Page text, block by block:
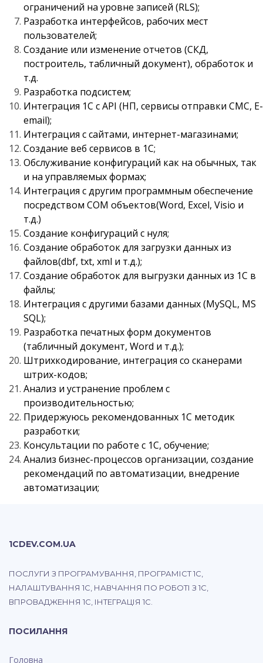
ограничений на уровне записей (RLS);
Разработка интерфейсов, рабочих мест
пользователей;
Создание или изменение отчетов (СКД,
построитель, табличный документ), обработок и
т.д.
Разработка подсистем;
Интеграция 1С с API (НП, сервисы отправки СМС, Е-
email);
Интеграция с сайтами, интернет-магазинами;
Создание веб сервисов в 1С;
Обслуживание конфигураций как на обычных, так
и на управляемых формах;
Интеграция с другим программным обеспечение
посредством COM объектов(Word, Excel, Visio и
т.д.)
Создание конфигураций с нуля;
Создание обработок для загрузки данных из
файлов(dbf, txt, xml и т.д.);
Создание обработок для выгрузки данных из 1С в
файлы;
Интеграция с другими базами данных (MySQL, MS
SQL);
Разработка печатных форм документов
(табличный документ, Word и т.д.);
Штрихкодирование, интеграция со сканерами
штрих-кодов;
Анализ и устранение проблем с
производительностью;
Придержуюсь рекомендованных 1С методик
разработки;
Консультации по работе с 1С, обучение;
Анализ бизнес-процессов организации, создание
рекомендаций по автоматизации, внедрение
автоматизации;
1CDEV.COM.UA
ПОСЛУГИ З ПРОГРАМУВАННЯ, ПРОГРАМІСТ 1С,
НАЛАШТУВАННЯ 1С, НАВЧАННЯ ПО РОБОТІ З 1С,
ВПРОВАДЖЕННЯ 1С, ІНТЕГРАЦІЯ 1С.
ПОСИЛАННЯ
Головна